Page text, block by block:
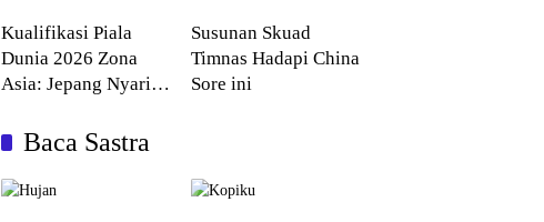
Kualifikasi Piala
Dunia 2026 Zona
Asia: Jepang Nyaris
Susunan Skuad
Timnas Hadapi China
Sore ini
Baca Sastra